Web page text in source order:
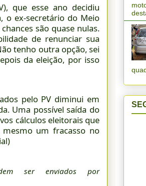
que esse ano decidiu
o ex-secretário do Meio
são quase nulas.
de renunciar sua
tenho outra opção, sei
da eleição, por isso
pelo PV diminui em
Uma possível saída do
cálculos eleitorais que
um fracasso no
ser enviados por